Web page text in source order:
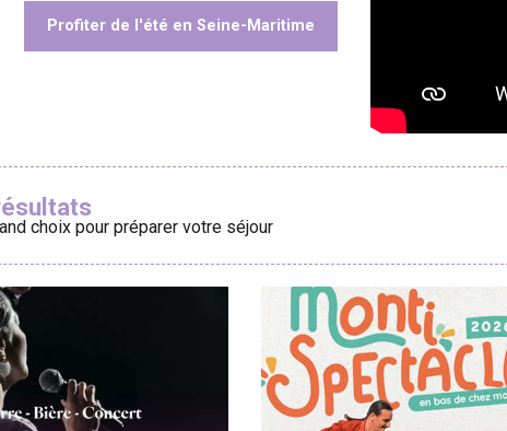
Profiter de l'été en Seine-Maritime
choix pour préparer votre séjour